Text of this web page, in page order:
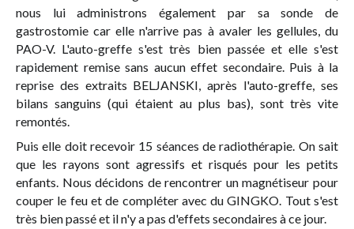
nous lui administrons également par sa sonde de
gastrostomie car elle n'arrive pas à avaler les gellules, du
PAO-V. L'auto-greffe s'est très bien passée et elle s'est
rapidement remise sans aucun effet secondaire. Puis à la
reprise des extraits BELJANSKI, après l'auto-greffe, ses
bilans sanguins (qui étaient au plus bas), sont très vite
remontés.
Puis elle doit recevoir 15 séances de radiothérapie. On sait
que les rayons sont agressifs et risqués pour les petits
enfants. Nous décidons de rencontrer un magnétiseur pour
couper le feu et de compléter avec du GINGKO. Tout s'est
très bien passé et il n'y a pas d'effets secondaires à ce jour.